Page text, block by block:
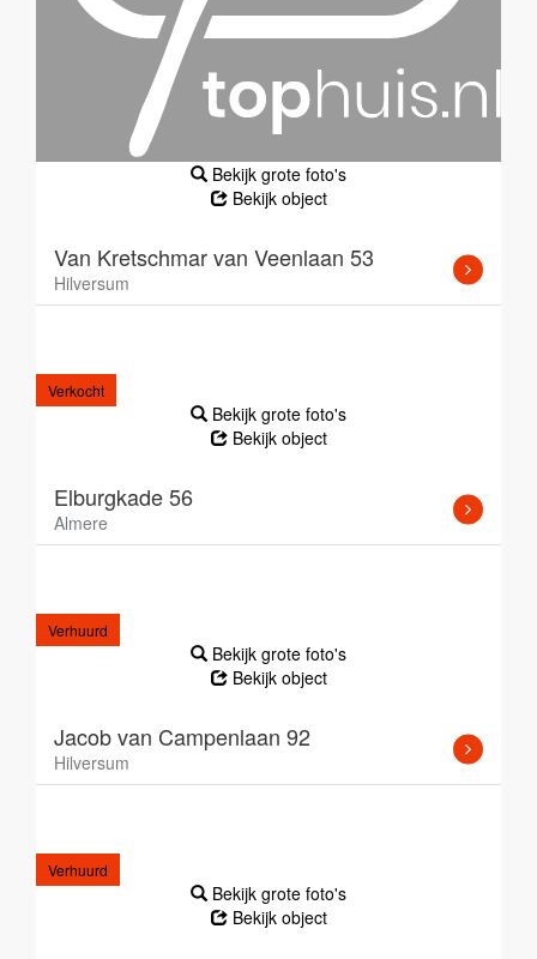
Bekijk grote foto's
Bekijk object
Van Kretschmar van Veenlaan 53
Hilversum
Verkocht
Bekijk grote foto's
Bekijk object
Elburgkade 56
Almere
Verhuurd
Bekijk grote foto's
Bekijk object
Jacob van Campenlaan 92
Hilversum
Verhuurd
Bekijk grote foto's
Bekijk object